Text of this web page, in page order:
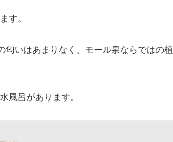
す。
匂いはあまりなく、モール泉ならではの植
風呂があります。